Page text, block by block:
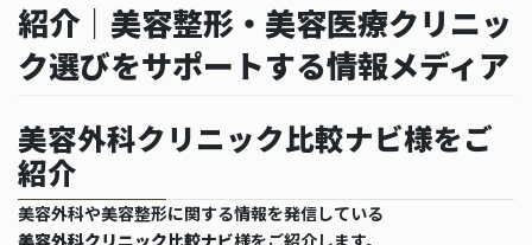
紹介｜美容整形・美容医療クリニッ
ク選びをサポートする情報メディア
美容外科クリニック比較ナビ様をご
紹介
美容外科や美容整形に関する情報を発信している